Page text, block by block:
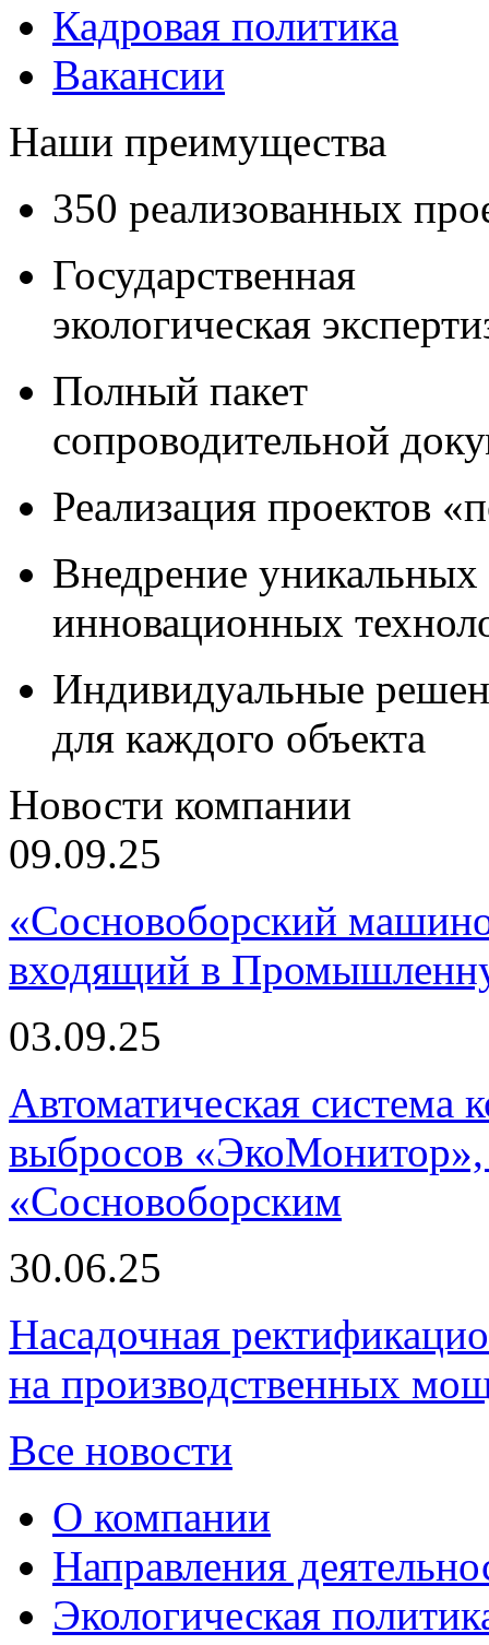
Кадровая политика
Вакансии
Наши преимущества
350 реализованных
Государственная
экологическая
Полный пакет
сопроводительной
Реализация проектов
Внедрение уникальных
инновационных
Индивидуальные
для каждого объекта
Новости компании
09.09.25
«Сосновоборский
входящий в
03.09.25
Автоматическая
выбросов «ЭкоМонитор»,
«Сосновоборским
30.06.25
Насадочная
на производственных
Все новости
О компании
Направления
Экологическая